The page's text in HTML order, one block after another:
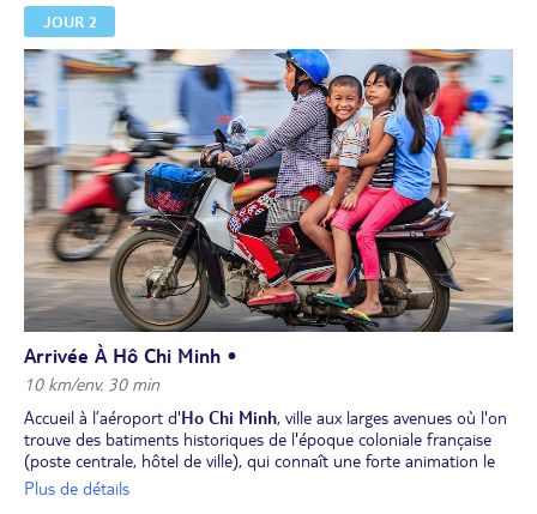
JOUR 2
Arrivée À Hô Chi Minh •
10 km/env. 30 min
Accueil à l’aéroport d'Ho Chi Minh, ville aux larges avenues où l'on
trouve des batiments historiques de l'époque coloniale française
(poste centrale, hôtel de ville), qui connaît une forte animation le
long de ses quais, au sein de son marché central. Installation à
Plus de détails